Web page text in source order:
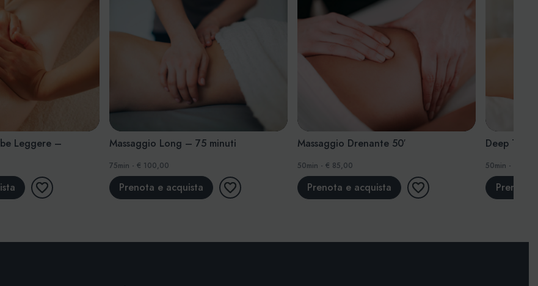
75 minuti Massaggio Drenante 50′
50min - € 85,00
Prenota e acquista
Deep Tissue – Completo 50′
50min - € 85,00
Prenota e acquista
Massaggio
50min - €
Acquista